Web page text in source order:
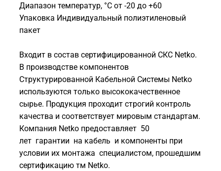
Диапазон температур, °С от -20 до +60
Упаковка Индивидуальный полиэтиленовый
пакет
Входит в состав сертифицированной СКС Netko.
В производстве компонентов
Структурированной Кабельной Системы Netko
используются только высококачественное
сырье. Продукция проходит строгий контроль
качества и соответствует мировым стандартам.
Компания Netko предоставляет 50
лет гарантии на кабель и компоненты при
условии их монтажа специалистом, прошедшим
сертификацию тм Netko.